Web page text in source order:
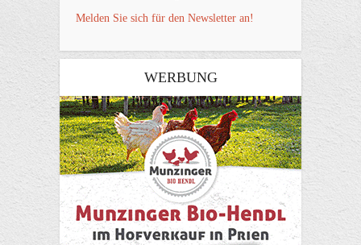
Melden Sie sich für den Newsletter an!
WERBUNG